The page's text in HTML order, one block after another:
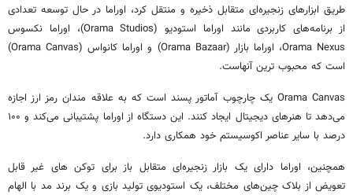
طریق ابزارهای زنجیره‌ای متقابل ذخیره و منتقل کرد، اوراما در حال توسعه تعدادی
از برنامه‌های کاربردی مانند اوراما استودیو (Orama Studios)، اوراما نکسوس
Orama Nexus، اوراما بازار (Orama Bazaar) و اوراما کانواس (Orama Canvas)
است که محبوب ترین آنهاست.
Orama Canvas یک چارچوب آماتور پسند است که به علاقه مندان رمز ارز اجازه
می‌دهد تا هنرهای دیجیتال ایجاد کنند. این دستگاه از اوراما پشتیبانی می‌کند و ۱۰۰
درصد با سایر عناصر اکوسیستم خود همکاری دارد.
همچنین، اوراما دارای یک بازار زنجیره‌ای متقابل باز برای توکن های غیر قابل
تعویض از بلاک چین‌های مختلف، یک استودیوی تولید بازی و یک برند مد با الهام